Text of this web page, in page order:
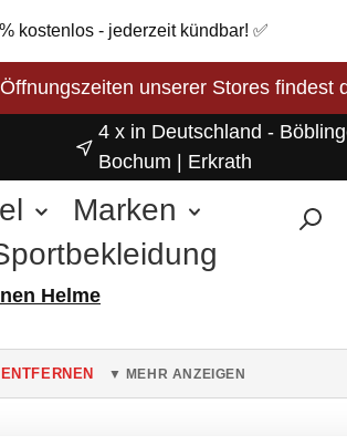
kostenlos - jederzeit kündbar! ✅
unserer Stores findest
4 x in Deutschland -
Bochum | Erkrath
Marken
Helme
▼ MEHR ANZEIGEN